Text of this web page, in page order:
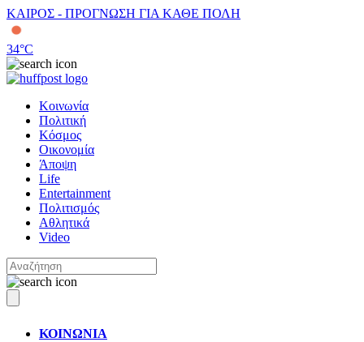
ΚΑΙΡΟΣ - ΠΡΟΓΝΩΣΗ ΓΙΑ ΚΑΘΕ ΠΟΛΗ
34°C
Κοινωνία
Πολιτική
Κόσμος
Οικονομία
Άποψη
Life
Entertainment
Πολιτισμός
Αθλητικά
Video
ΚΟΙΝΩΝΙΑ